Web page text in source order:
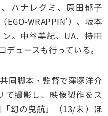
、ハナレグミ、原田郁子
EGO-WRAPPIN’）、坂本
。中谷美紀、UA、持田
ュースも行っている。
同脚本・監督で窪塚洋介
で撮影し、映像製作をス
幻の曳航」（13/未）ほ